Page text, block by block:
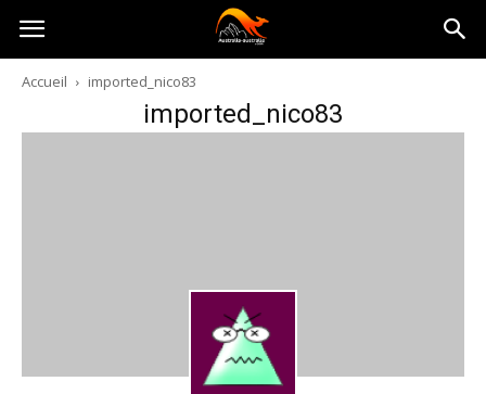
Australia-
australie.com
Accueil imported_nico83
imported_nico83